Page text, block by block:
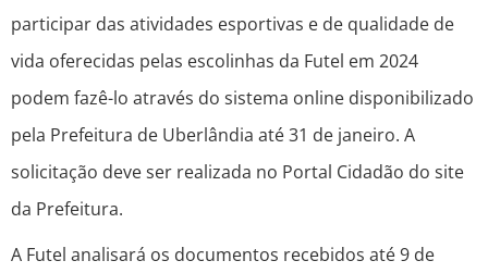
participar das atividades esportivas e de qualidade de
vida oferecidas pelas escolinhas da Futel em 2024
podem fazê-lo através do sistema online disponibilizado
pela Prefeitura de Uberlândia até 31 de janeiro. A
solicitação deve ser realizada no Portal Cidadão do site
da Prefeitura.
A Futel analisará os documentos recebidos até 9 de